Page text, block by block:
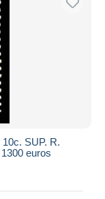
SUP. R.
euros